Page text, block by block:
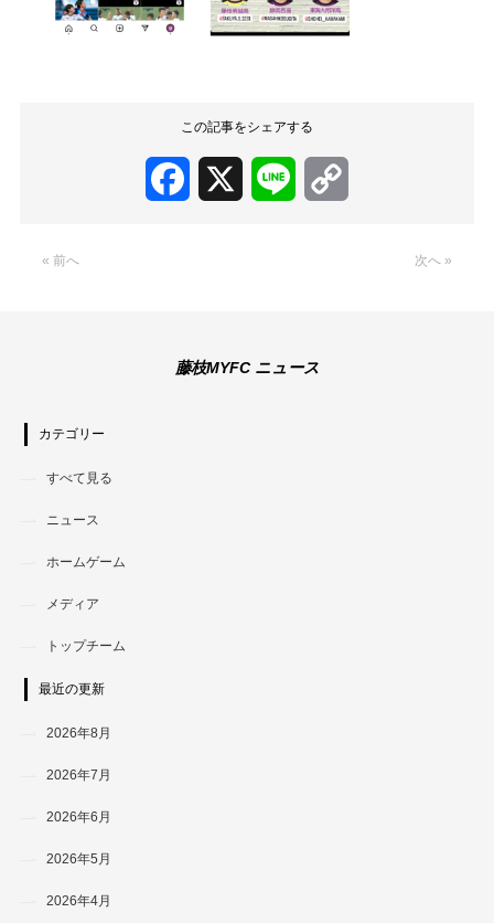
この記事をシェアする
Facebook Line
« 前へ 次へ »
藤枝MYFC ニュース
カテゴリー
すべて見る
ニュース
ホームゲーム
メディア
トップチーム
最近の更新
2026年8月
2026年7月
2026年6月
2026年5月
2026年4月